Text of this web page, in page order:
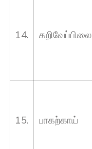
14. கறிவேப்பிலை
15. பாகற்காய்